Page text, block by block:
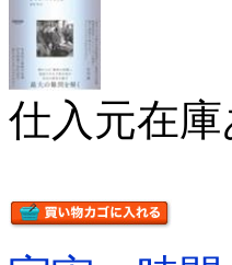
仕入元在庫